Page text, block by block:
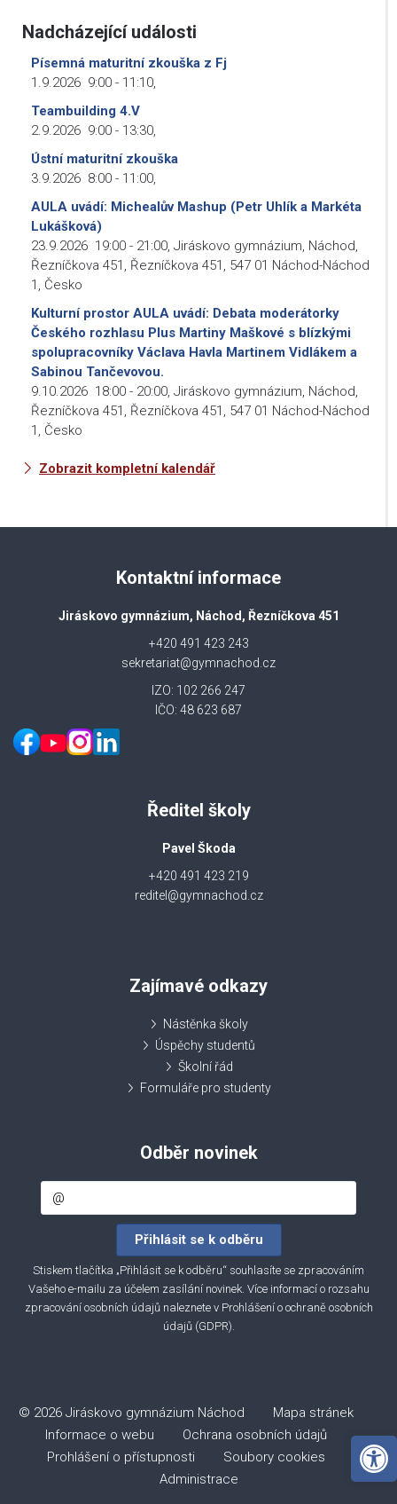
Nadcházející události
Písemná maturitní zkouška z Fj
1.9.2026 9:00 - 11:10,
Teambuilding 4.V
2.9.2026 9:00 - 13:30,
Ústní maturitní zkouška
3.9.2026 8:00 - 11:00,
AULA uvádí: Michealův Mashup (Petr Uhlík a Markéta
Lukášková)
23.9.2026 19:00 - 21:00, Jiráskovo gymnázium, Náchod,
Řezníčkova 451, Řezníčkova 451, 547 01 Náchod-Náchod
1, Česko
Kulturní prostor AULA uvádí: Debata moderátorky
Českého rozhlasu Plus Martiny Maškové s blízkými
spolupracovníky Václava Havla Martinem Vidlákem a
Sabinou Tančevovou.
9.10.2026 18:00 - 20:00, Jiráskovo gymnázium, Náchod,
Řezníčkova 451, Řezníčkova 451, 547 01 Náchod-Náchod
1, Česko
Zobrazit kompletní kalendář
Kontaktní informace
Jiráskovo gymnázium, Náchod, Řezníčkova 451
+420 491 423 243
sekretariat@gymnachod.cz
IZO: 102 266 247
IČO: 48 623 687
Ředitel školy
Pavel Škoda
+420 491 423 219
reditel@gymnachod.cz
Zajímavé odkazy
Nástěnka školy
Úspěchy studentů
Školní řád
Formuláře pro studenty
Odběr novinek
Stiskem tlačítka „Přihlásit se k odběru“ souhlasíte se zpracováním
Vašeho e-mailu za účelem zasílání novinek. Více informací o rozsahu
zpracování osobních údajů naleznete v Prohlášení o ochraně osobních
údajů (GDPR).
© 2026 Jiráskovo gymnázium Náchod Mapa stránek
Informace o webu
Ochrana osobních údajů
Prohlášení o přístupnosti
Soubory cookies
Administrace